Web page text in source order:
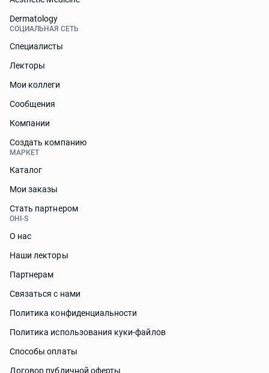
Dermatology
СОЦИАЛЬНАЯ СЕТЬ
Специалисты
Лекторы
Мои коллеги
Сообщения
Компании
Создать компанию
МАРКЕТ
Каталог
Мои заказы
Стать партнером
OHI-S
О нас
Наши лекторы
Партнерам
Связаться с нами
Политика конфиденциальности
Политика использования куки-файлов
Способы оплаты
Договор публичной оферты